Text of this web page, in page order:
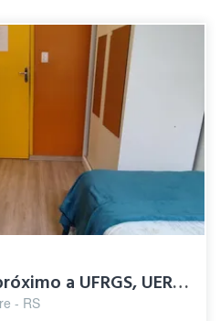
Quarto mobiliado, próximo a UFRGS, UERGS e ao CAFF
- RS